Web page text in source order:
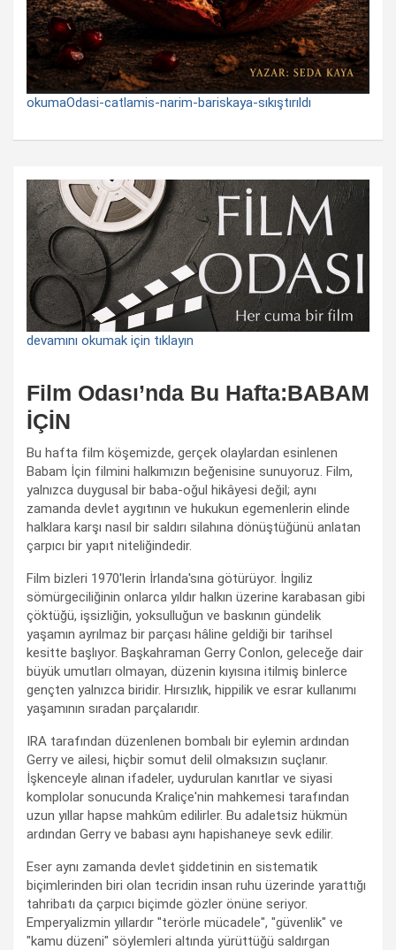
okumaOdasi-catlamis-narim-bariskaya-sıkıştırıldı
devamını okumak için tıklayın
Film Odası’nda Bu Hafta:BABAM
İÇİN
Bu hafta film köşemizde, gerçek olaylardan esinlenen
Babam İçin filmini halkımızın beğenisine sunuyoruz. Film,
yalnızca duygusal bir baba-oğul hikâyesi değil; aynı
zamanda devlet aygıtının ve hukukun egemenlerin elinde
halklara karşı nasıl bir saldırı silahına dönüştüğünü anlatan
çarpıcı bir yapıt niteliğindedir.
Film bizleri 1970'lerin İrlanda'sına götürüyor. İngiliz
sömürgeciliğinin onlarca yıldır halkın üzerine karabasan gibi
çöktüğü, işsizliğin, yoksulluğun ve baskının gündelik
yaşamın ayrılmaz bir parçası hâline geldiği bir tarihsel
kesitte başlıyor. Başkahraman Gerry Conlon, geleceğe dair
büyük umutları olmayan, düzenin kıyısına itilmiş binlerce
gençten yalnızca biridir. Hırsızlık, hippilik ve esrar kullanımı
yaşamının sıradan parçalarıdır.
IRA tarafından düzenlenen bombalı bir eylemin ardından
Gerry ve ailesi, hiçbir somut delil olmaksızın suçlanır.
İşkenceyle alınan ifadeler, uydurulan kanıtlar ve siyasi
komplolar sonucunda Kraliçe'nin mahkemesi tarafından
uzun yıllar hapse mahkûm edilirler. Bu adaletsiz hükmün
ardından Gerry ve babası aynı hapishaneye sevk edilir.
Eser aynı zamanda devlet şiddetinin en sistematik
biçimlerinden biri olan tecridin insan ruhu üzerinde yarattığı
tahribatı da çarpıcı biçimde gözler önüne seriyor.
Emperyalizmin yıllardır "terörle mücadele", "güvenlik" ve
"kamu düzeni" söylemleri altında yürüttüğü saldırgan